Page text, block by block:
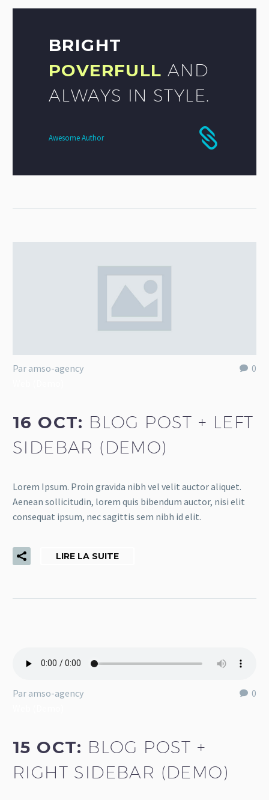
BRIGHT
POVERFULL AND
ALWAYS IN STYLE.
Awesome Author
0
Par amso-agency
16 OCT: BLOG POST + LEFT
SIDEBAR (DEMO)
Lorem Ipsum. Proin gravida nibh vel velit auctor aliquet.
Aenean sollicitudin, lorem quis bibendum auctor, nisi elit
consequat ipsum, nec sagittis sem nibh id elit.
LIRE LA SUITE
0
Par amso-agency
15 OCT: BLOG POST +
RIGHT SIDEBAR (DEMO)